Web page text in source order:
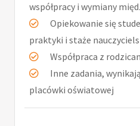
współpracy i wymiany
Opiekowanie się
praktyki i staże
Współpraca z
Inne zadania,
placówki oświatowej